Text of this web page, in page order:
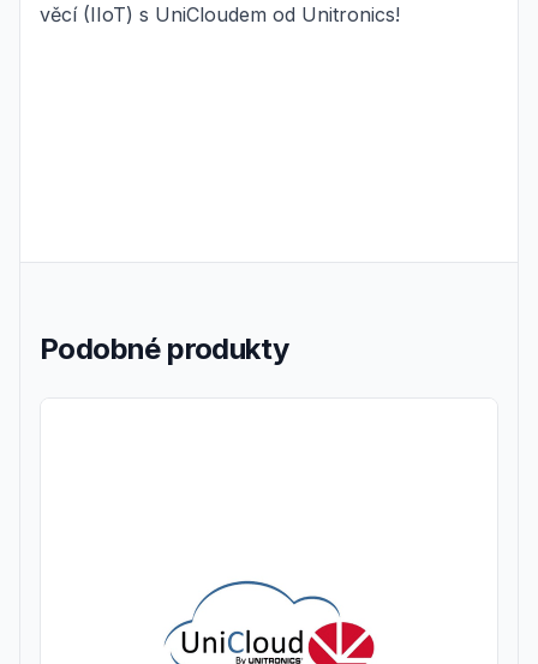
věcí (IIoT) s UniCloudem od Unitronics!
Podobné produkty